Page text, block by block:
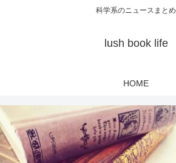
科学系のニュースまとめ
lush book life
HOME